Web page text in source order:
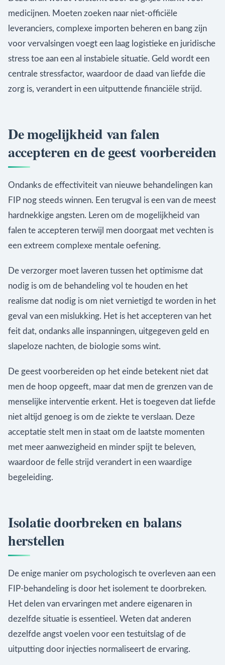
medicijnen. Moeten zoeken naar niet-officiële
leveranciers, complexe importen beheren en bang zijn
voor vervalsingen voegt een laag logistieke en juridische
stress toe aan een al instabiele situatie. Geld wordt een
centrale stressfactor, waardoor de daad van liefde die
zorg is, verandert in een uitputtende financiële strijd.
De mogelijkheid van falen
accepteren en de geest voorbereiden
Ondanks de effectiviteit van nieuwe behandelingen kan
FIP nog steeds winnen. Een terugval is een van de meest
hardnekkige angsten. Leren om de mogelijkheid van
falen te accepteren terwijl men doorgaat met vechten is
een extreem complexe mentale oefening.
De verzorger moet laveren tussen het optimisme dat
nodig is om de behandeling vol te houden en het
realisme dat nodig is om niet vernietigd te worden in het
geval van een mislukking. Het is het accepteren van het
feit dat, ondanks alle inspanningen, uitgegeven geld en
slapeloze nachten, de biologie soms wint.
De geest voorbereiden op het einde betekent niet dat
men de hoop opgeeft, maar dat men de grenzen van de
menselijke interventie erkent. Het is toegeven dat liefde
niet altijd genoeg is om de ziekte te verslaan. Deze
acceptatie stelt men in staat om de laatste momenten
met meer aanwezigheid en minder spijt te beleven,
waardoor de felle strijd verandert in een waardige
begeleiding.
Isolatie doorbreken en balans
herstellen
De enige manier om psychologisch te overleven aan een
FIP-behandeling is door het isolement te doorbreken.
Het delen van ervaringen met andere eigenaren in
dezelfde situatie is essentieel. Weten dat anderen
dezelfde angst voelen voor een testuitslag of de
uitputting door injecties normaliseert de ervaring.